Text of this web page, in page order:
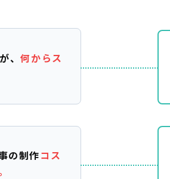
、何からス
の制作コス